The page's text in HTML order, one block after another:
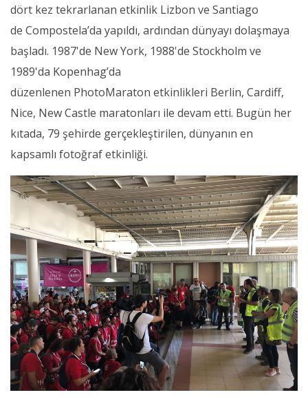
dört kez tekrarlanan etkinlik Lizbon ve Santiago
de Compostela’da yapıldı, ardından dünyayı dolaşmaya
başladı. 1987'de New York, 1988'de Stockholm ve
1989'da Kopenhag’da
düzenlenen PhotoMaraton etkinlikleri Berlin, Cardiff,
Nice, New Castle maratonları ile devam etti. Bugün her
kıtada, 79 şehirde gerçekleştirilen, dünyanın en
kapsamlı fotoğraf etkinliği.